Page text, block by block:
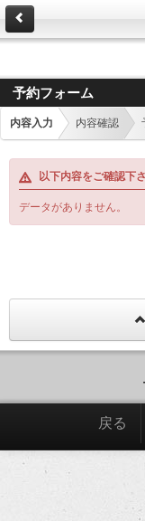
予約フォーム
内容入力 内容確認
以下内容をご確認下
データがありません。
戻る